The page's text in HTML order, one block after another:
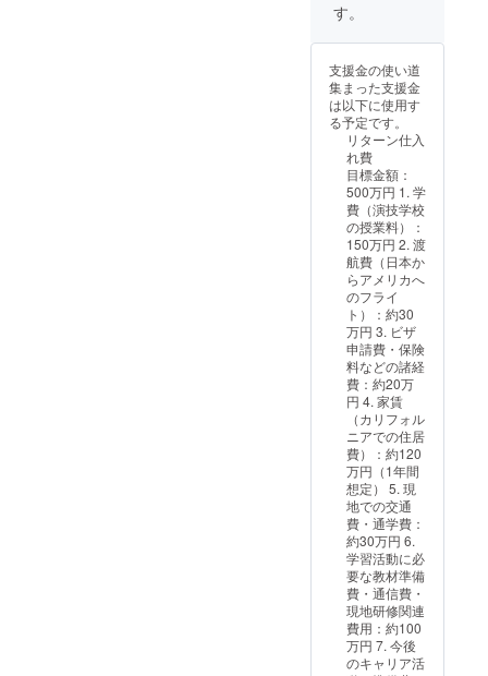
ていく
有し、
今後の
活動へ
の影響
をお伝
す 形
式： A4
白紙の
手紙
（郵
送）
す。
支援金の使い道
集まった支援金
は以下に使用す
る予定です。
リターン仕入
れ費
目標金額：
500万円 1. 学
費（演技学校
の授業料）：
150万円 2. 渡
航費（日本か
らアメリカへ
のフライ
ト）：約30
万円 3. ビザ
申請費・保険
料などの諸経
費：約20万
円 4. 家賃
（カリフォル
ニアでの住居
費）：約120
万円（1年間
想定） 5. 現
地での交通
費・通学費：
約30万円 6.
学習活動に必
要な教材準備
費・通信費・
現地研修関連
費用：約100
万円 7. 今後
のキャリア活